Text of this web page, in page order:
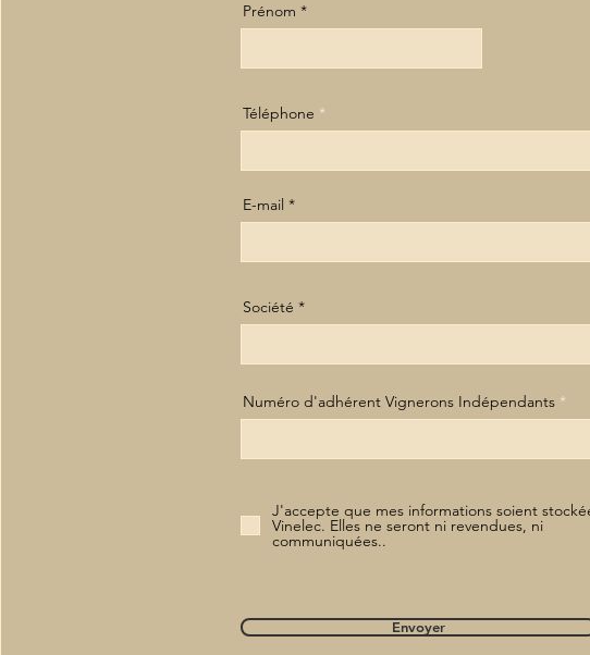
Prénom
Téléphone
E-mail
Société
Numéro d'adhérent Vignerons Indépendants
J'accepte que mes informations soient
Vinelec. Elles ne seront ni revendues, ni
communiquées..
Envoyer